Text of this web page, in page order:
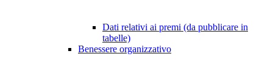
Dati relativi ai premi (da pubblicare in
tabelle)
Benessere organizzativo